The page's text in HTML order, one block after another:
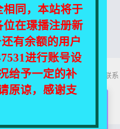
，如不慎侵犯了您的权益，请联系
处理！
同，本站将于
在璟播注册新
有余额的用户
进行账号设
给予一定的补
原谅，感谢支
会员